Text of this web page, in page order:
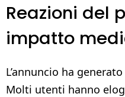
Reazioni del
impatto
L’annuncio ha
Molti utenti hanno